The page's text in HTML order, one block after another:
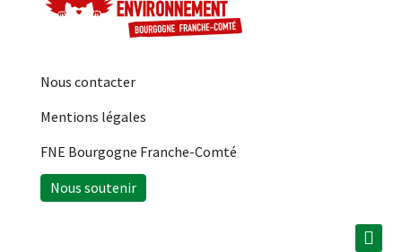
Nous contacter
Mentions légales
FNE Bourgogne Franche-Comté
Nous soutenir